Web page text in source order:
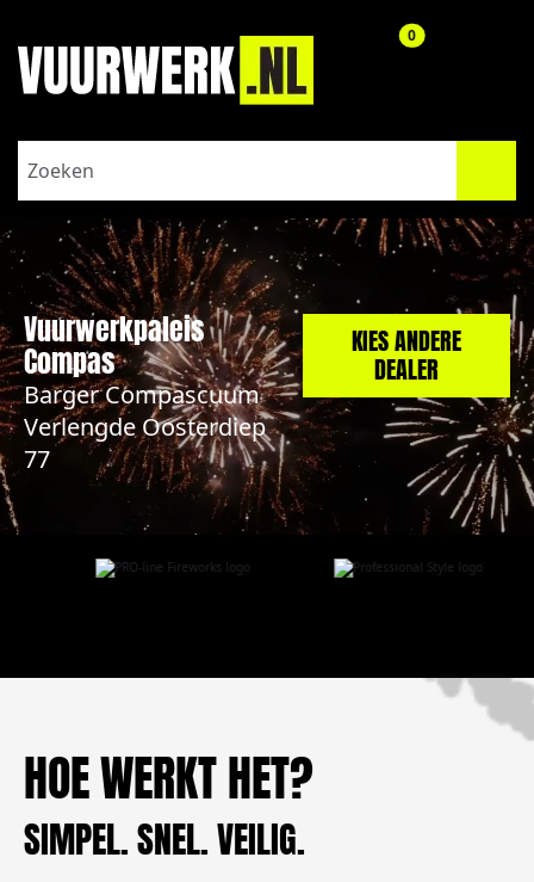
0aantal
Vuurwerkpaleis
Compas
Barger Compascuum
Verlengde Oosterdiep
77
KIES ANDERE
DEALER
HOE WERKT HET?
SIMPEL. SNEL. VEILIG.